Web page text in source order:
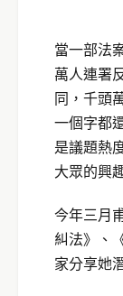
當一部法
萬人連署
同，千頭
一個字都
是議題熱
大眾的興
今年三月
糾法》、
家分享她